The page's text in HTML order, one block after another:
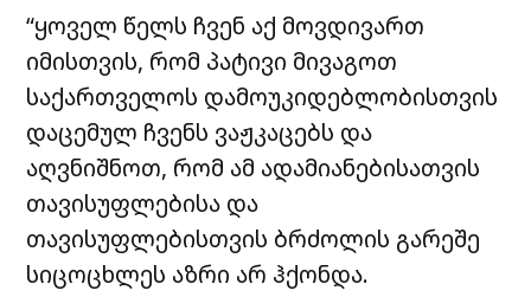
“ყოველ წელს ჩვენ აქ მოვდივართ
იმისთვის, რომ პატივი მივაგოთ
საქართველოს დამოუკიდებლობისთვის
დაცემულ ჩვენს ვაჟკაცებს და
აღვნიშნოთ, რომ ამ ადამიანებისათვის
თავისუფლებისა და
თავისუფლებისთვის ბრძოლის გარეშე
სიცოცხლეს აზრი არ ჰქონდა.